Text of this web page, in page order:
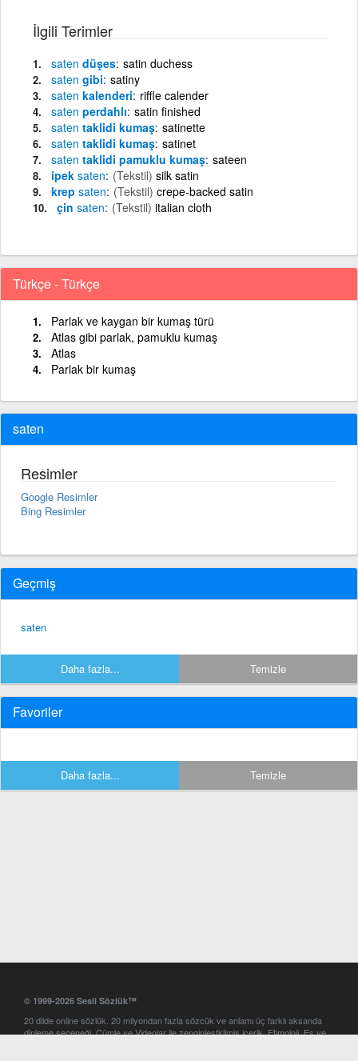
İlgili Terimler
saten düşes satin duchess
saten gibi satiny
saten kalenderi riffle calender
saten perdahlı satin finished
saten taklidi kumaş satinette
saten taklidi kumaş satinet
saten taklidi pamuklu kumaş sateen
ipek saten (Tekstil) silk satin
krep saten (Tekstil) crepe-backed satin
çin saten (Tekstil) italian cloth
Türkçe - Türkçe
Parlak ve kaygan bir kumaş türü
Atlas gibi parlak, pamuklu kumaş
Atlas
Parlak bir kumaş
saten
Resimler
Google Resimler
Bing Resimler
Geçmiş
saten
Daha fazla... Temizle
Favoriler
Daha fazla... Temizle
© 1999-2026 Sesli Sözlük™
20 dilde online sözlük. 20 milyondan fazla sözcük ve anlamı üç farklı aksanda
dinleme seçeneği. Cümle ve Videolar ile zenginleştirilmiş içerik. Etimoloji, Eş ve